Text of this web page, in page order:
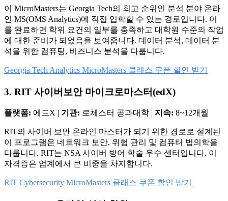
이 MicroMasters는 Georgia Tech의 최고 순위인 분석 분야 온라
인 MS(OMS Analytics)에 직접 입학할 수 있는 경로입니다. 이
를 완료하면 학위 요건의 일부를 충족하고 대학원 수준의 작업
에 대한 준비가 되었음을 보여줍니다. 데이터 분석, 데이터 분
석을 위한 컴퓨팅, 비즈니스 분석을 다룹니다.
Georgia Tech Analytics MicroMasters 클래스 쿠폰 할인 받기
3. RIT 사이버보안 마이크로마스터(edX)
플랫폼: 에드X | 기관: 로체스터 공과대학 | 지속: 8~12개월
RIT의 사이버 보안 온라인 마스터가 되기 위한 경로로 설계된
이 프로그램은 네트워크 보안, 위험 관리 및 컴퓨터 법의학을
다룹니다. RIT는 NSA 사이버 방어 학술 우수 센터입니다. 이
자격증은 업계에서 큰 비중을 차지합니다.
RIT Cybersecurity MicroMasters 클래스 쿠폰 할인 받기